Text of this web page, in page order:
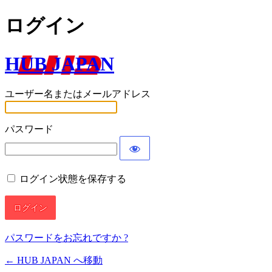
ログイン
HUB JAPAN
ユーザー名またはメールアドレス
パスワード
ログイン状態を保存する
パスワードをお忘れですか ?
← HUB JAPAN へ移動